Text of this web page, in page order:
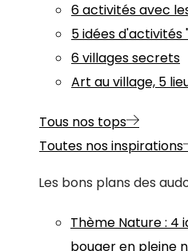
6 activités avec
5 idées d'activités
6 villages secrets
Art au village, 5
Tous nos tops
Toutes nos inspirations
Les bons plans des
Thème Nature: 4
bouger en pleine